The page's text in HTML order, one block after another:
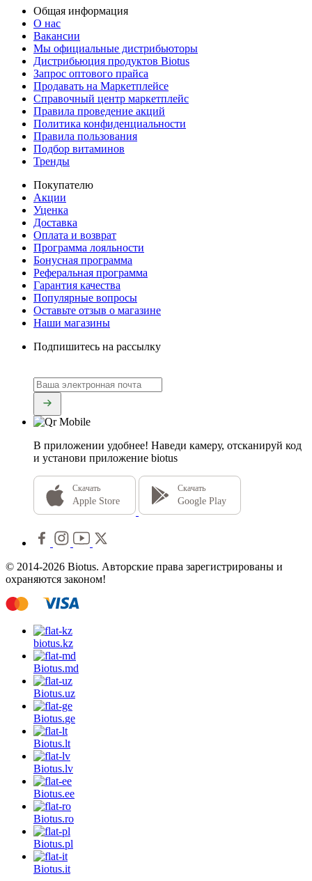
Общая информация
О нас
Вакансии
Мы официальные дистрибьюторы
Дистрибьюция продуктов Biotus
Запрос оптового прайса
Продавать на Маркетплейсе
Справочный центр маркетплейс
Правила проведение акций
Политика конфиденциальности
Правила пользования
Подбор витаминов
Тренды
Покупателю
Акции
Уценка
Доставка
Оплата и возврат
Программа лояльности
Бонусная программа
Реферальная программа
Гарантия качества
Популярные вопросы
Оставьте отзыв о магазине
Наши магазины
Подпишитесь на рассылку
В приложении удобнее! Наведи камеру, отсканируй код
и установи приложение biotus
Скачать
Apple Store
Скачать
Google Play
© 2014-2026 Biotus. Авторские права зарегистрированы и
охраняются законом!
biotus.kz
Biotus.md
Biotus.uz
Biotus.ge
Biotus.lt
Biotus.lv
Biotus.ee
Biotus.ro
Biotus.pl
Biotus.it